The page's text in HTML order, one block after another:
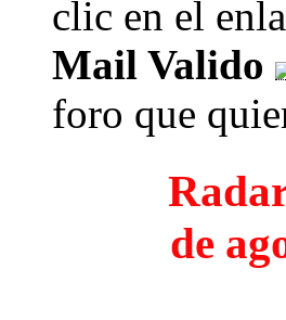
clic en el
Mail Valido
foro que
de